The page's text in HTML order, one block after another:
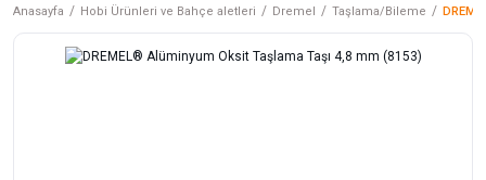
Anasayfa Hobi Ürünleri ve Bahçe aletleri Dremel Taşlama/Bileme